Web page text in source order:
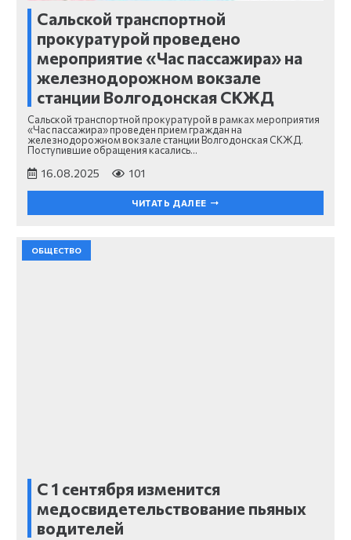
Сальской транспортной
прокуратурой проведено
мероприятие «Час пассажира» на
железнодорожном вокзале
станции Волгодонская СКЖД
Сальской транспортной прокуратурой в рамках мероприятия
«Час пассажира» проведен прием граждан на
железнодорожном вокзале станции Волгодонская СКЖД.
Поступившие обращения касались…
16.08.2025 101
ЧИТАТЬ ДАЛЕЕ
ОБЩЕСТВО
С 1 сентября изменится
медосвидетельствование пьяных
водителей